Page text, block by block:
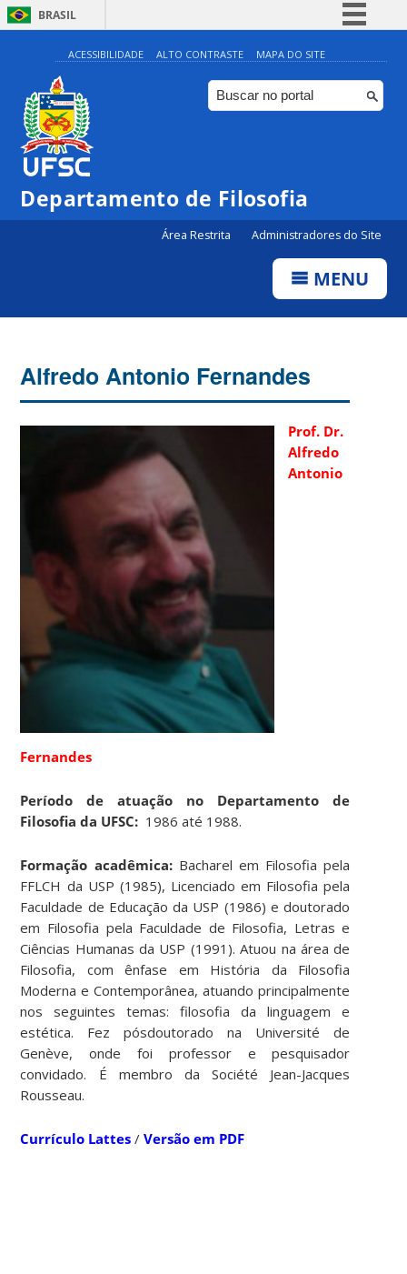
BRASIL
Simplifique!
Comunica BR
Participe
Canais
ACESSIBILIDADE ALTO CONTRASTE MAPA DO SITE
Departamento de Filosofia
Área Restrita Administradores do Site
MENU
Alfredo Antonio Fernandes
Prof. Dr.
Alfredo
Antonio
Fernandes
Período de atuação no Departamento de
Filosofia da UFSC: 1986 até 1988.
Formação acadêmica:Bacharel em Filosofia pela
FFLCH da USP (1985), Licenciado em Filosofia pela
Faculdade de Educação da USP (1986) e doutorado
em Filosofia pela Faculdade de Filosofia, Letras e
Ciências Humanas da USP (1991). Atuou na área de
Filosofia, com ênfase em História da Filosofia
Moderna e Contemporânea, atuando principalmente
nos seguintes temas: filosofia da linguagem e
estética. Fez pósdoutorado na Université de
Genève, onde foi professor e pesquisador
convidado. É membro da Société Jean-Jacques
Rousseau.
Currículo Lattes /Versão em PDF